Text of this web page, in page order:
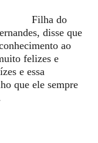
Filha do
disse que
ao
felizes e
e essa
que ele sempre